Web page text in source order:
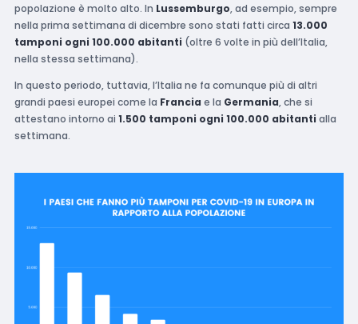
popolazione è molto alto. In Lussemburgo, ad esempio, sempre
nella prima settimana di dicembre sono stati fatti circa 13.000
tamponi ogni 100.000 abitanti (oltre 6 volte in più dell’Italia,
nella stessa settimana).
In questo periodo, tuttavia, l’Italia ne fa comunque più di altri
grandi paesi europei come la Francia e la Germania, che si
attestano intorno ai 1.500 tamponi ogni 100.000 abitanti alla
settimana.